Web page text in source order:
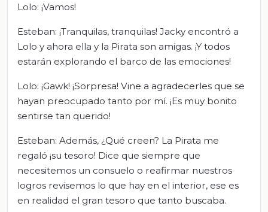
Lolo: ¡Vamos!
Esteban: ¡Tranquilas, tranquilas! Jacky encontró a
Lolo y ahora ella y la Pirata son amigas. ¡Y todos
estarán explorando el barco de las emociones!
Lolo: ¡Gawk! ¡Sorpresa! Vine a agradecerles que se
hayan preocupado tanto por mí. ¡Es muy bonito
sentirse tan querido!
Esteban: Además, ¿Qué creen? La Pirata me
regaló ¡su tesoro! Dice que siempre que
necesitemos un consuelo o reafirmar nuestros
logros revisemos lo que hay en el interior, ese es
en realidad el gran tesoro que tanto buscaba.